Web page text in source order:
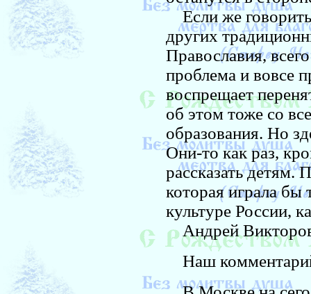
Если же говорить
других
Православия,
проблема и вовсе
воспрещает
об этом тоже со
образования. Но
Они-то как раз,
рассказать детям.
которая играла
культуре России,
Андрей
Наш